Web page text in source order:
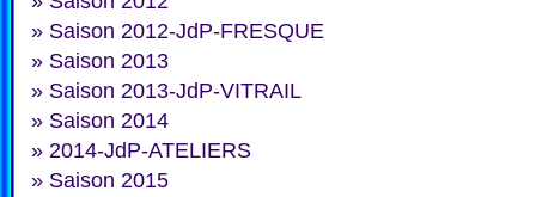
» Saison 2012-JdP-FRESQUE
» Saison 2013
» Saison 2013-JdP-VITRAIL
» Saison 2014
» 2014-JdP-ATELIERS
» Saison 2015